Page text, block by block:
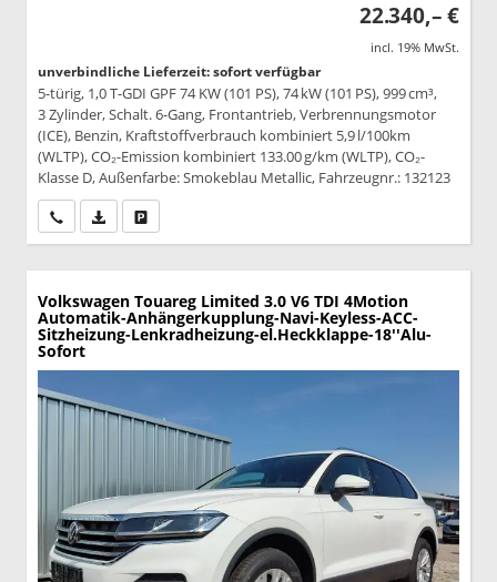
22.340,– €
incl. 19% MwSt.
unverbindliche Lieferzeit: sofort verfügbar
5-türig, 1,0 T-GDI GPF 74 KW (101 PS), 74 kW (101 PS), 999 cm³,
3 Zylinder, Schalt. 6-Gang, Frontantrieb, Verbrennungsmotor
(ICE), Benzin, Kraftstoffverbrauch kombiniert 5,9 l/100km
(WLTP), CO₂-Emission kombiniert 133.00 g/km (WLTP), CO₂-
Klasse D, Außenfarbe: Smokeblau Metallic, Fahrzeugnr.: 132123
Wir rufen Sie anPDF-Datei, Fahrzeugexposé drucken
Volkswagen Touareg Limited 3.0 V6 TDI 4Motion
Automatik-Anhängerkupplung-Navi-Keyless-ACC-
Sitzheizung-Lenkradheizung-el.Heckklappe-18''Alu-
Sofort